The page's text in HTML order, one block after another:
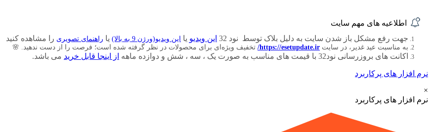
اطلاعیه های مهم سایت
جهت رفع مشکل باز شدن سایت به دلیل بلاک توسط نود 32
این ویدیو یا این ویدیو(ورژن 9 به بالا) یا راهنمای تصویری را مشاهده کنید
به مناسبت عید غدیر، در سایت https://esetupdate.ir/ تخفیف ویژه‌ای برای محصولات در نظر گرفته شده است؛ فرصت را از دست ندهید. 🌸
اکانت های بروزرسانی نود32 با قیمت های مناسب به صورت یک ، سه ، شش و دوازده ماهه از اینجا قابل خرید می باشد.
نرم افزار های پرکاربرد
×
نرم افزار های پرکاربرد